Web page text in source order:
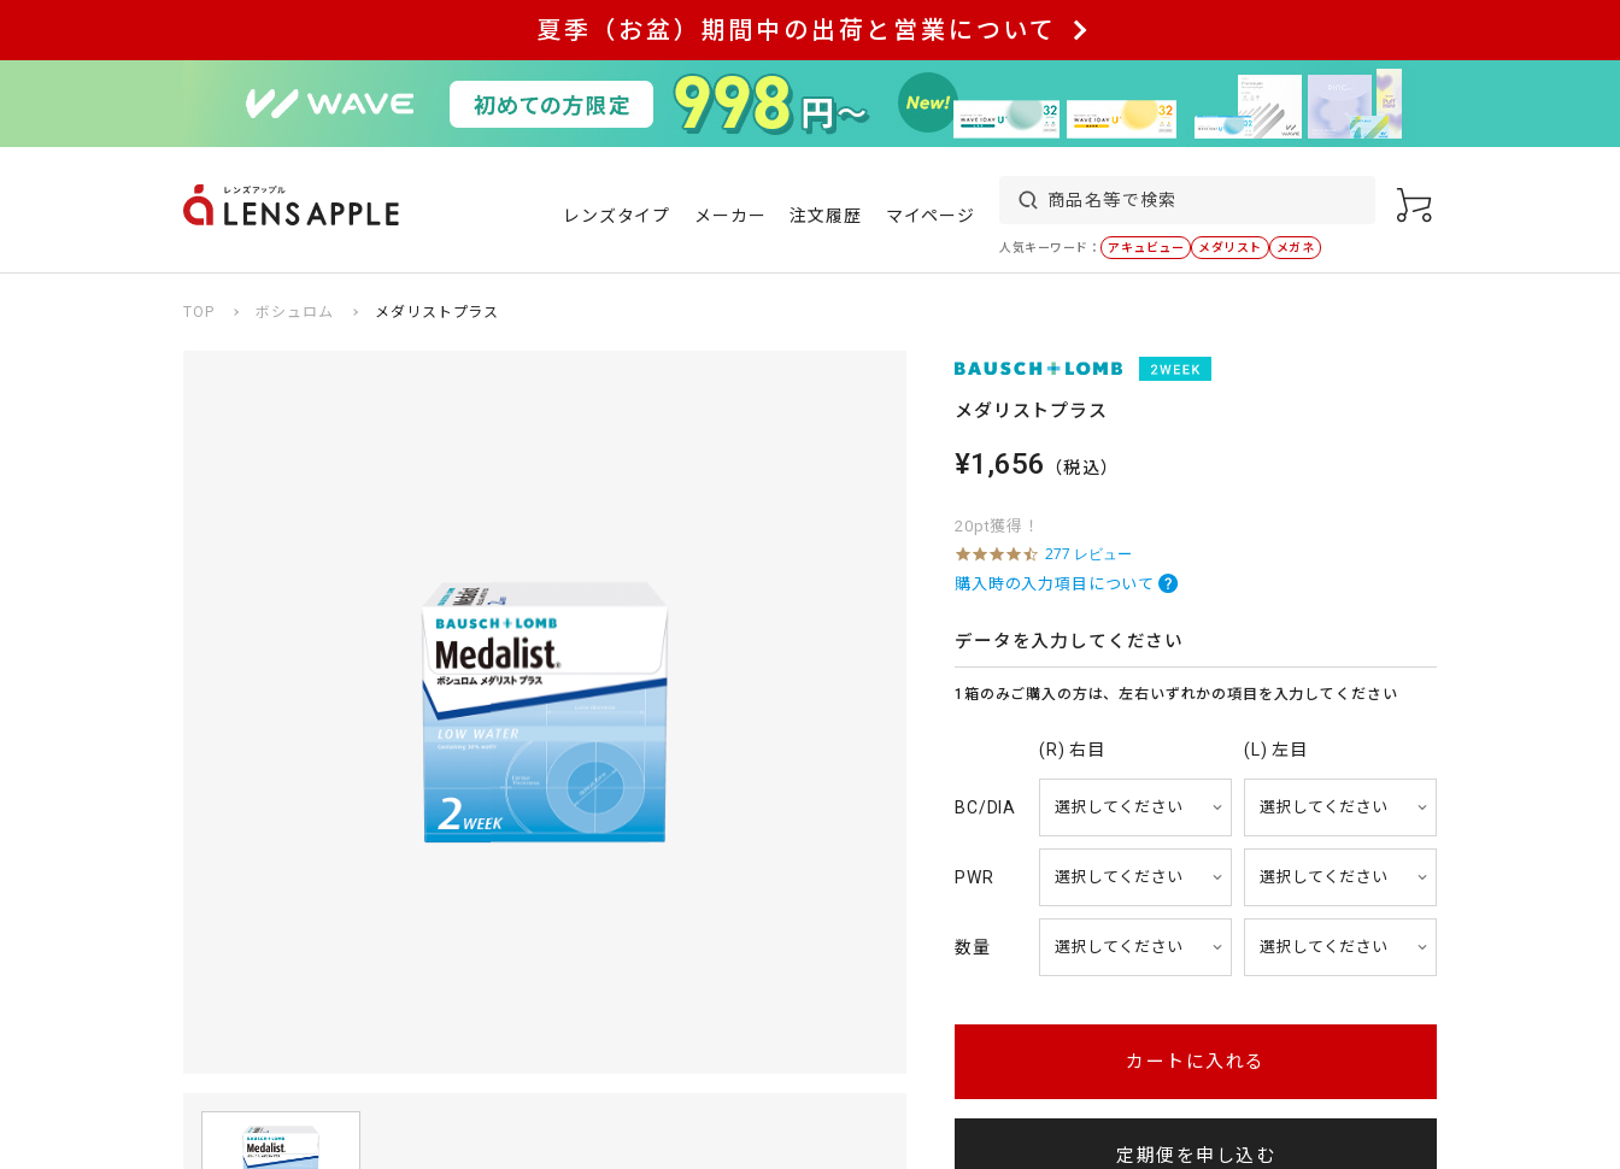
夏季（お盆）期間中の出荷と営業について
レンズタイプ メーカー 注文履歴 マイページ
人気キーワード： アキュビュー メダリスト メガネ
TOP ボシュロム メダリストプラス
メダリストプラス
¥1,656 （税込）
20pt獲得！
4
.
6
t
r
t
i
n
277 レビュー
購入時の入力項目について
データを入力してください
1箱のみご購入の方は、左右いずれかの項目を入力してください
(R) 右目 (L) 左目
BC/DIA
PWR
数量
カートに入れる
定期便を申し込む